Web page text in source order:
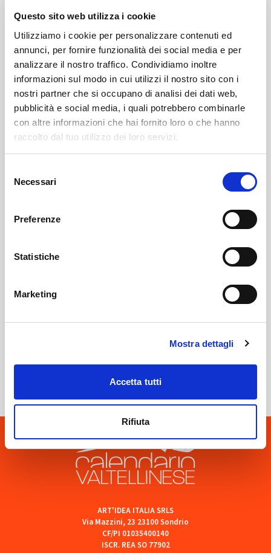
Questo sito web utilizza i cookie
Utilizziamo i cookie per personalizzare contenuti ed
annunci, per fornire funzionalità dei social media e per
analizzare il nostro traffico. Condividiamo inoltre
informazioni sul modo in cui utilizzi il nostro sito con i
nostri partner che si occupano di analisi dei dati web,
pubblicità e social media, i quali potrebbero combinarle
con altre informazioni che hai fornito loro o che hanno
raccolto dal tuo utilizzo dei loro servizi.
delNecessari
Preferenze
Statistiche
Marketing
Mostra dettagli
Accetta tutti
Rifiuta
Leggi il necrologio qui:
varischetti-ved-varischetti/
Colorina Necrologi
SOF Società Onoranze Funebri
ART'IDEA ITALIA SRLS
Via Mazzini, 23 23100 Sondrio
CF/PI 01035400140
ISCR. REA SO 77902